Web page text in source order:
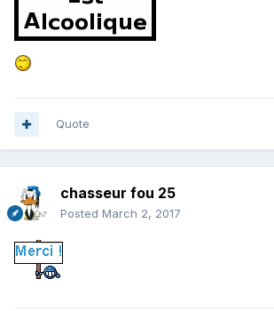
Quote
chasseur fou 25
Posted March 2, 2017